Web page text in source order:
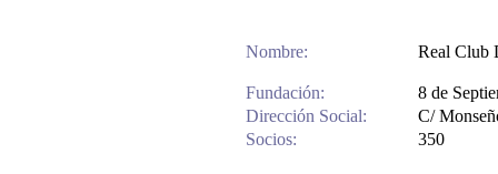
Nombre: Real Club
Fundación:
8 de
Dirección Social:
C/
Socios:
350